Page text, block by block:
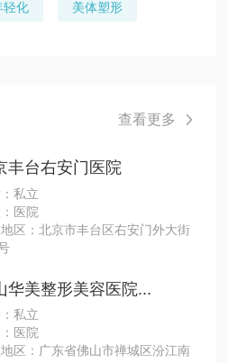
轻化 美体塑形
查看更多 
丰台右安门医院
私立
医院
区：北京市丰台区右安门外大街
华美整形美容医院...
私立
医院
区：广东省佛山市禅城区汾江南